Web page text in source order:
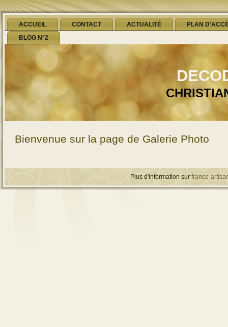
ACCUEIL CONTACT ACTUALITÉ
PLAN
BLOG N°2
Bienvenue sur la page de Galerie Photo
Plus d'information sur france-